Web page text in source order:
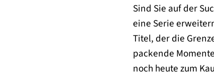
Sind Sie auf der
eine Serie
Titel, der die
packende
noch heute zum